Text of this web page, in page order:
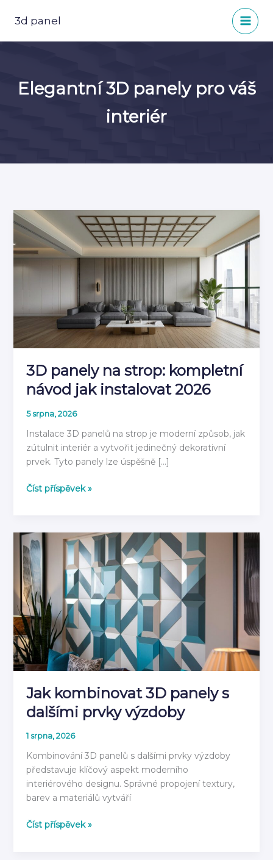
3d panel
Elegantní 3D panely pro váš
interiér
3D panely na strop: kompletní
návod jak instalovat 2026
5 srpna, 2026
Instalace 3D panelů na strop je moderní způsob, jak
zútulnit interiér a vytvořit jedinečný dekorativní
prvek. Tyto panely lze úspěšně […]
3D
strop:
kompletní
návod
jak
instalovat
2026
Číst příspěvek »
Jak kombinovat 3D panely s
dalšími prvky výzdoby
1 srpna, 2026
Kombinování 3D panelů s dalšími prvky výzdoby
představuje klíčový aspekt moderního
interiérového designu. Správné propojení textury,
barev a materiálů vytváří
Jak
Číst příspěvek »